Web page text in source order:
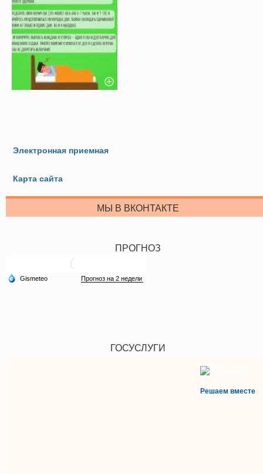
Электронная приемная
Карта сайта
МЫ В ВКОНТАКТЕ
ПРОГНОЗ
ГОСУСЛУГИ
Решаем вместе